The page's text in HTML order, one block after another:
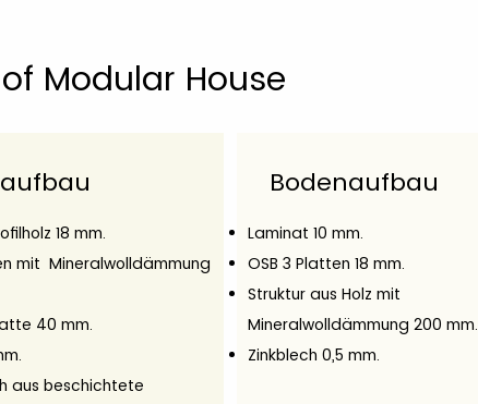
Modular House
18 mm.
mit Mineralwolldämmung
40 mm.
aus beschichtete
Bodenaufbau
Laminat 10 mm.
OSB 3 Platten 18 mm.
Struktur aus Holz mit
Mineralwolldämmung 200 mm.
Zinkblech 0,5 mm.